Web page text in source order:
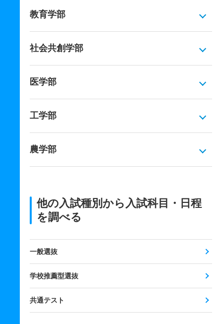
教育学部
社会共創学部
医学部
工学部
農学部
他の入試種別から入試科目・日程
を調べる
一般選抜
学校推薦型選抜
共通テスト